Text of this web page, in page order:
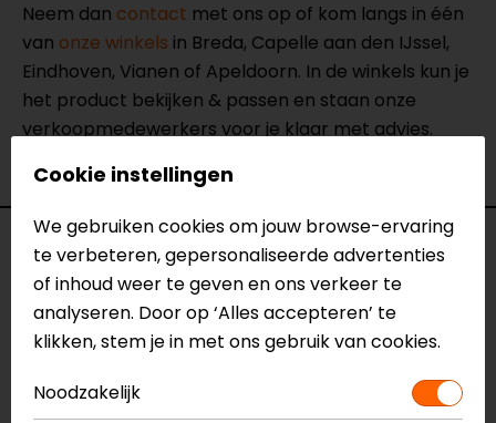
Neem dan contact met ons op of kom langs in één
van onze winkels in Breda, Capelle aan den IJssel,
Eindhoven, Vianen of Apeldoorn. In de winkels kun je
het product bekijken & passen en staan onze
verkoopmedewerkers voor je klaar met advies.
Specificaties
Naam
Elleboog Protector
Model
009113
Kleur
Oranje
Cookie instellingen
We gebruiken cookies om jouw browse-ervaring
te verbeteren, gepersonaliseerde advertenties
of inhoud weer te geven en ons verkeer te
analyseren. Door op ‘Alles accepteren’ te
klikken, stem je in met ons gebruik van cookies.
Noodzakelijk